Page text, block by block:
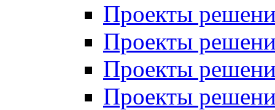
Проекты
Проекты
Проекты
Проекты